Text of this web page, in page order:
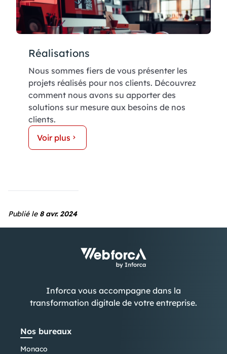
Publié le 8 avr. 2024
Réalisations
Nous sommes fiers de vous présenter les
projets réalisés pour nos clients. Découvrez
comment nous avons su apporter des
solutions sur mesure aux besoins de nos
clients.
Voir plus
Inforca vous accompagne dans la
transformation digitale de votre entreprise.
Nos bureaux
Monaco